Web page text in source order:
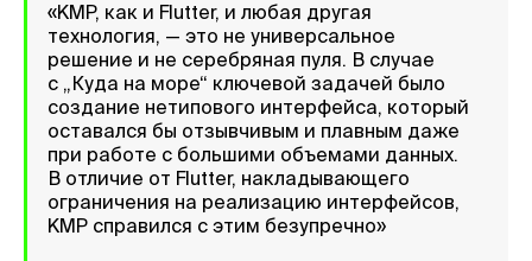
«KMP, как и Flutter, и любая другая
технология, — это не универсальное
решение и не серебряная пуля. В случае
с „Куда на море“ ключевой задачей было
создание нетипового интерфейса, который
оставался бы отзывчивым и плавным даже
при работе с большими объемами данных.
В отличие от Flutter, накладывающего
ограничения на реализацию интерфейсов,
KMP справился с этим безупречно»